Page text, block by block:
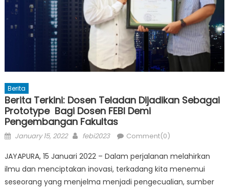
Berita
Berita Terkini: Dosen Teladan Dijadikan Sebagai
Prototype Bagi Dosen FEBI Demi
Pengembangan Fakultas
Posted
January 15, 2022 Author
febi2023 Comment(0)
JAYAPURA, 15 Januari 2022 – Dalam perjalanan melahirkan
ilmu dan menciptakan inovasi, terkadang kita menemui
seseorang yang menjelma menjadi pengecualian, sumber